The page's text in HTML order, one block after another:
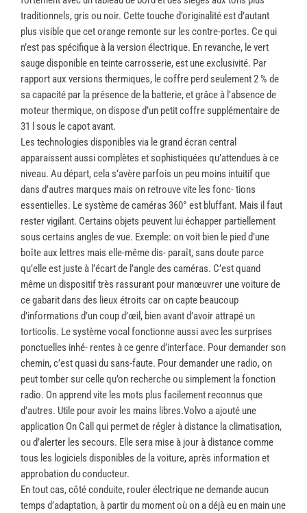
traditionnels, gris ou noir. Cette touche d’originalité est d’autant
plus visible que cet orange remonte sur les contre-portes. Ce qui
n’est pas spécifique à la version électrique. En revanche, le vert
sauge disponible en teinte carrosserie, est une exclusivité. Par
rapport aux versions thermiques, le coffre perd seulement 2 % de
sa capacité par la présence de la batterie, et grâce à l’absence de
moteur thermique, on dispose d’un petit coffre supplémentaire de
31 l sous le capot avant.
Les technologies disponibles via le grand écran central
apparaissent aussi complètes et sophistiquées qu’attendues à ce
niveau. Au départ, cela s’avère parfois un peu moins intuitif que
dans d’autres marques mais on retrouve vite les fonc- tions
essentielles. Le système de caméras 360° est bluffant. Mais il faut
rester vigilant. Certains objets peuvent lui échapper partiellement
sous certains angles de vue. Exemple: on voit bien le pied d’une
boîte aux lettres mais elle-même dis- paraît, sans doute parce
qu’elle est juste à l’écart de l’angle des caméras. C’est quand
même un dispositif très rassurant pour manœuvrer une voiture de
ce gabarit dans des lieux étroits car on capte beaucoup
d’informations d’un coup d’œil, bien avant d’avoir attrapé un
torticolis. Le système vocal fonctionne aussi avec les surprises
ponctuelles inhé- rentes à ce genre d’interface. Pour demander son
chemin, c’est quasi du sans-faute. Pour demander une radio, on
peut tomber sur celle qu’on recherche ou simplement la fonction
radio. On apprend vite les mots plus facilement reconnus que
d’autres. Utile pour avoir les mains libres.Volvo a ajouté une
application On Call qui permet de régler à distance la climatisation,
ou d’alerter les secours. Elle sera mise à jour à distance comme
tous les logiciels disponibles de la voiture, après information et
approbation du conducteur.
En tout cas, côté conduite, rouler électrique ne demande aucun
temps d’adaptation, à partir du moment où on a déjà eu en main une